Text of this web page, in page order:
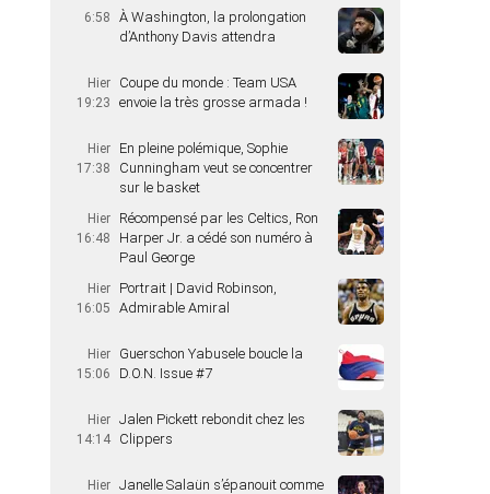
6:58
À Washington, la prolongation
d’Anthony Davis attendra
Hier
19:23
Coupe du monde : Team USA
envoie la très grosse armada !
Hier
17:38
En pleine polémique, Sophie
Cunningham veut se concentrer
sur le basket
Hier
16:48
Récompensé par les Celtics, Ron
Harper Jr. a cédé son numéro à
Paul George
Hier
16:05
Portrait | David Robinson,
Admirable Amiral
Hier
15:06
Guerschon Yabusele boucle la
D.O.N. Issue #7
Hier
14:14
Jalen Pickett rebondit chez les
Clippers
Hier Janelle Salaün s’épanouit comme